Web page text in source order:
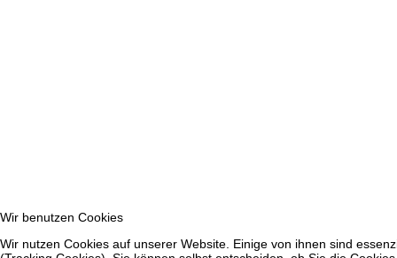
Wir benutzen Cookies
Wir nutzen Cookies auf unserer Website. Einige von ihnen sind